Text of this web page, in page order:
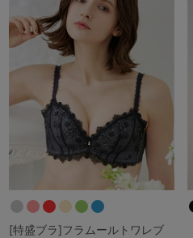
F70 F75
G65 G70 G75
SS M
LL 3L
S-EF
M-AB M-CD
価格帯から探す
～999円
2,000～2,999円
4,000円～
セールアイテムから探す
セールアイテム
[特盛ブラ]フラムールトワレブ